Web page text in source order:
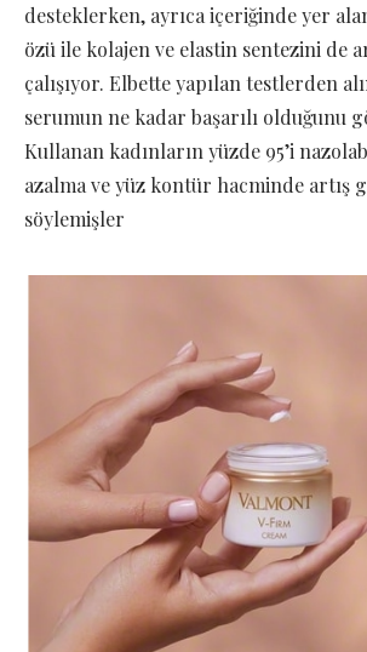
desteklerken, ayrıca içeriğinde yer
özü ile kolajen ve elastin sentezini de
çalışıyor. Elbette yapılan testlerden
serumun ne kadar başarılı olduğunu
Kullanan kadınların yüzde 95’i
azalma ve yüz kontür hacminde artış
söylemişler